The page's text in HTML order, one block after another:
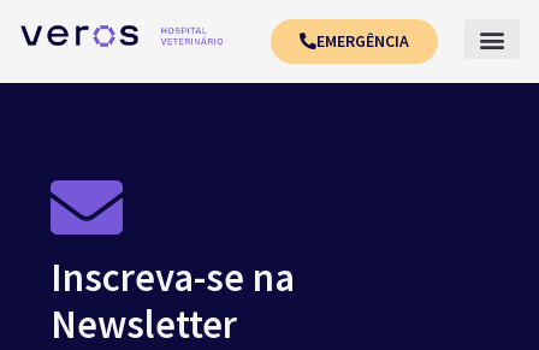
EMERGÊNCIA
Inscreva-se na
Newsletter